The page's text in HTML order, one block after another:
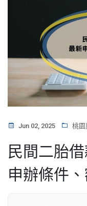
Jun 02, 2025 桃園
民間二胎
申辦條件